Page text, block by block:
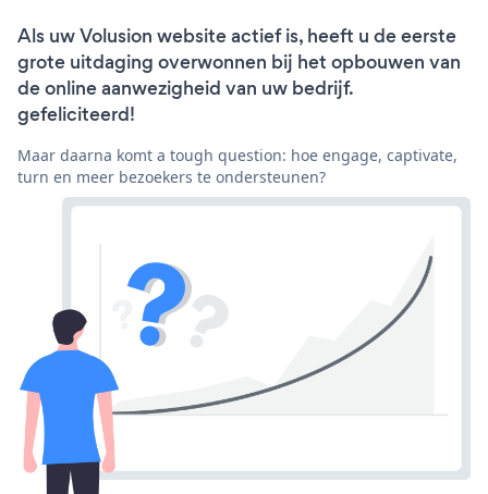
Als uw Volusion website actief is, heeft u de eerste
grote uitdaging overwonnen bij het opbouwen van
de online aanwezigheid van uw bedrijf.
gefeliciteerd!
Maar daarna komt a tough question: hoe engage, captivate,
turn en meer bezoekers te ondersteunen?